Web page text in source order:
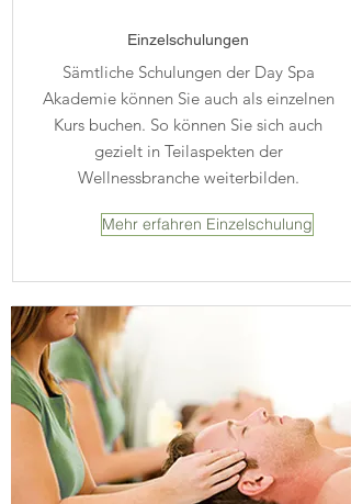
Einzelschulungen
Sämtliche Schulungen der Day Spa
Akademie können Sie auch als einzelnen
Kurs buchen. So können Sie sich auch
gezielt in Teilaspekten der
Wellnessbranche weiterbilden.
Mehr erfahren Einzelschulung